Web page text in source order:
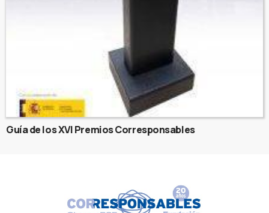
Guía de los XVI Premios Corresponsables